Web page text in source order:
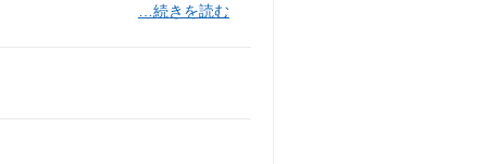
…続きを読む